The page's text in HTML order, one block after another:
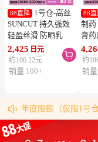
88直降
1号仓-高丝
SUNCUT 持久强效
轻盈丝滑 防晒乳
SPF50+ PA++++
50ml 3个装 阻隔紫
外线 持久耐水 户外
2,425 日元
约106.22元

销量 100+
88直
制药
膏药
节颈
120
医
约
销
 年度限额（仅限1号仓
同仓库满5000日元
松本清粉丝群来啦！
跳转搜索结果